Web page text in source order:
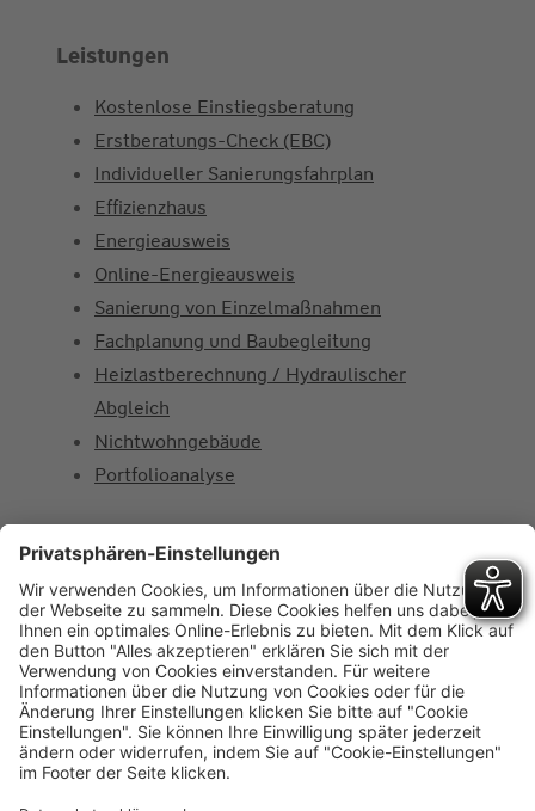
Leistungen
Kostenlose Einstiegsberatung
Erstberatungs-Check (EBC)
Individueller Sanierungsfahrplan
Effizienzhaus
Energieausweis
Online-Energieausweis
Sanierung von Einzelmaßnahmen
Fachplanung und Baubegleitung
Heizlastberechnung / Hydraulischer
Abgleich
Nichtwohngebäude
Portfolioanalyse
Über Uns
Kontakt
Referenzen
Karriere
Rechner